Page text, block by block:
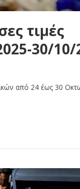
τιμές
30/10/
από 24 έως 30